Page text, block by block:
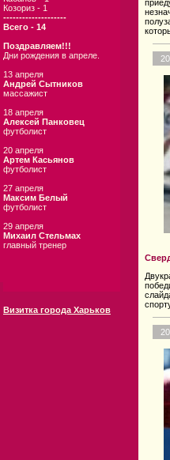
Козориз - 1
--------------------
Всего - 14
Поздравляем!!!
Дни рождения в апреле.
13 апреля
Андрей Сытников
массажист
18 апреля
Алексей Панковец
футболист
20 апреля
Артем Касьянов
футболист
27 апреля
Максим Белый
футболист
29 апреля
Михаил Стельмах
главный тренер
Визитка города Харьков